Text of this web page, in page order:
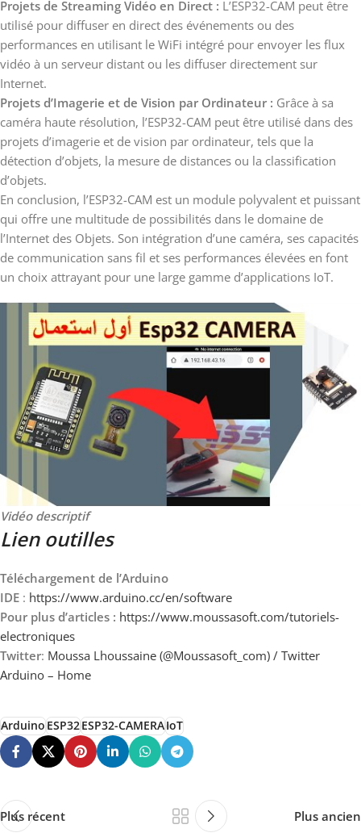
Projets de Streaming Vidéo en Direct : L’ESP32-CAM peut être
utilisé pour diffuser en direct des événements ou des
performances en utilisant le WiFi intégré pour envoyer les flux
vidéo à un serveur distant ou les diffuser directement sur
Internet.
Projets d’Imagerie et de Vision par Ordinateur : Grâce à sa
caméra haute résolution, l’ESP32-CAM peut être utilisé dans des
projets d’imagerie et de vision par ordinateur, tels que la
détection d’objets, la mesure de distances ou la classification
d’objets.
En conclusion, l’ESP32-CAM est un module polyvalent et puissant
qui offre une multitude de possibilités dans le domaine de
l’Internet des Objets. Son intégration d’une caméra, ses capacités
de communication sans fil et ses performances élevées en font
un choix attrayant pour une large gamme d’applications IoT.
Vidéo descriptif
Lien outilles
Téléchargement de l’Arduino
IDE : https://www.arduino.cc/en/software
Pour plus d’articles : https://www.moussasoft.com/tutoriels-
electroniques
Twitter: Moussa Lhoussaine (@Moussasoft_com) / Twitter
Arduino – Home
ArduinoESP32ESP32-CAMERAIoT
Plus récent Plus ancien